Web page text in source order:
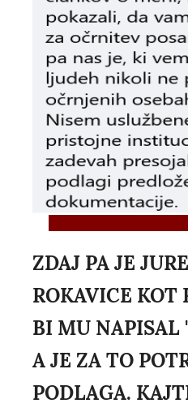
ZDAJ PA JE
ROKAVICE KOT
BI MU NAPISAL
A JE ZA TO
PODLAGA.